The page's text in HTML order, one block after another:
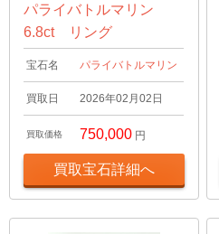
パライバトルマリン
6.8ct リング
宝石名 パライバトルマリン
買取日 2026年02月02日
買取価格 750,000 円
買取宝石詳細へ